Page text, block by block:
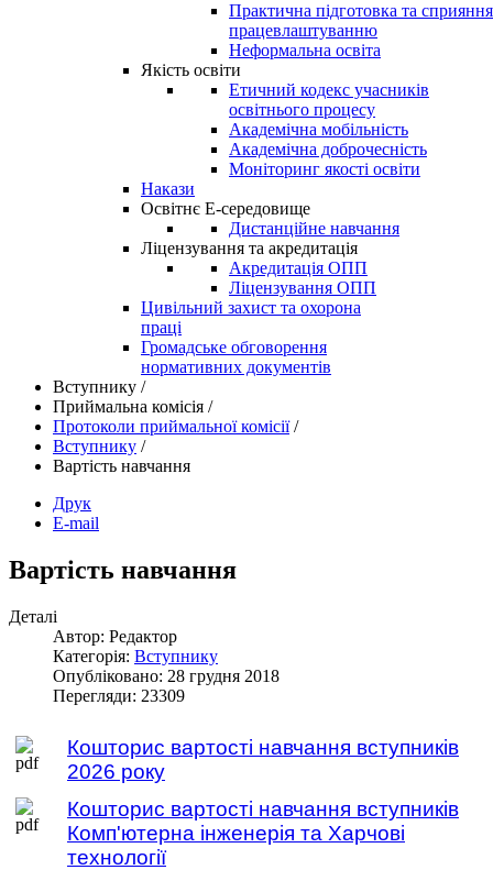
Практична підготовка та сприяння
працевлаштуванню
Неформальна освіта
Якість освіти
Етичний кодекс учасників
освітнього процесу
Академічна мобільність
Академічна доброчесність
Моніторинг якості освіти
Накази
Освітнє Е-середовище
Дистанційне навчання
Ліцензування та акредитація
Акредитація ОПП
Ліцензування ОПП
Цивільний захист та охорона
праці
Громадське обговорення
нормативних документів
Вступнику /
Приймальна комісія /
Протоколи приймальної комісії /
Вступнику /
Вартість навчання
Друк
E-mail
Вартість навчання
Деталі
Автор: Редактор
Категорія: Вступнику
Опубліковано: 28 грудня 2018
Перегляди: 23309
Кошторис вартості навчання вступників
2026 року
Кошторис вартості навчання вступників
Комп'ютерна інженерія та Харчові
технології